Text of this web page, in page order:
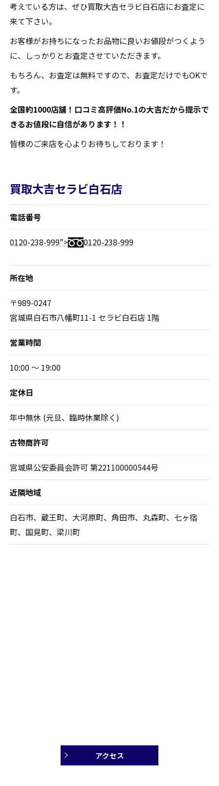
考えている方は、ぜひ買取大吉セラビ白石店にお査定に
来て下さい。
お客様がお持ちになったお品物に良いお値段がつくよう
に、しっかりとお査定させていただきます。
もちろん、お査定は無料ですので、お査定だけでもOKで
す。
全国約1000店舗！口コミ高評価No.1の大吉だから提示で
きるお値段に自信があります！！
皆様のご来店を心よりお待ちしております！
買取大吉セラビ白石店
電話番号
0120-238-999"> 0120-238-999
所在地
〒989-0247
宮城県白石市八幡町11-1 セラビ白石店 1階
営業時間
10:00 ～ 19:00
定休日
年中無休 (元旦、臨時休業除く)
古物商許可
宮城県公安委員会許可 第221100000544号
近隣地域
白石市、蔵王町、大河原町、角田市、丸森町、七ヶ宿
町、国見町、梁川町
アクセス